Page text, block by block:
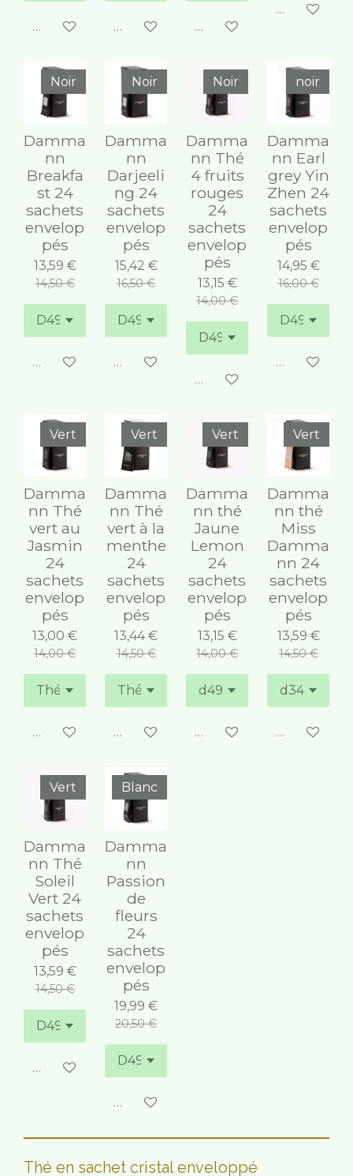
Ajouter au panierAjouter au panierAjouter au panier
Ajouter au
Noir
Damma
nn
Breakfa
st 24
sachets
envelop
pés
13,59 €
14,50 €
Ajouter au panier
Noir
Damma
nn
Darjeeli
ng 24
sachets
envelop
pés
15,42 €
16,50 €
Ajouter au panier
Noir
Damma
nn Thé
4 fruits
rouges
24
sachets
envelop
pés
13,15 €
14,00 €
Ajouter au panier
noir
Damma
nn Earl
grey Yin
Zhen 24
sachets
envelop
pés
14,95 €
16,00 €
Ajouter au
Vert
Damma
nn Thé
vert au
Jasmin
24
sachets
envelop
pés
13,00 €
14,00 €
Ajouter au panier
Vert
Damma
nn Thé
vert à la
menthe
24
sachets
envelop
pés
13,44 €
14,50 €
Ajouter au panier
Vert
Damma
nn thé
Jaune
Lemon
24
sachets
envelop
pés
13,15 €
14,00 €
Ajouter au panier
Vert
Damma
nn thé
Miss
Damma
nn 24
sachets
envelop
pés
13,59 €
14,50 €
Ajouter au
Vert
Damma
nn Thé
Soleil
Vert 24
sachets
envelop
pés
13,59 €
14,50 €
Ajouter au panier
Blanc
Damma
nn
Passion
de
fleurs
24
sachets
envelop
pés
19,99 €
20,50 €
Ajouter au panier
Thé en sachet cristal enveloppé